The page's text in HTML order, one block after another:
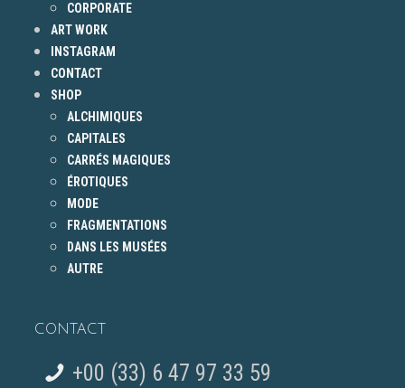
CORPORATE
ART WORK
INSTAGRAM
CONTACT
SHOP
ALCHIMIQUES
CAPITALES
CARRÉS MAGIQUES
ÉROTIQUES
MODE
FRAGMENTATIONS
DANS LES MUSÉES
AUTRE
CONTACT
+00 (33) 6 47 97 33 59